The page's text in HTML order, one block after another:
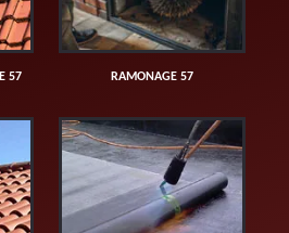
57 RAMONAGE 57